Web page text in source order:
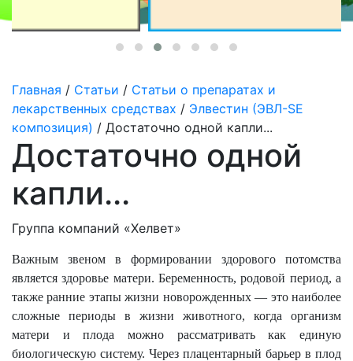
Главная / Статьи / Статьи о препаратах и
лекарственных средствах / Элвестин (ЭВЛ-SE
композиция) / Достаточно одной капли...
Достаточно одной
капли...
Группа компаний «Хелвет»
Важным звеном в формировании здорового потомства
является здоровье матери. Беременность, родовой период, а
также ранние этапы жизни новорожденных — это наиболее
сложные периоды в жизни животного, когда организм
матери и плода можно рассматривать как единую
биологическую систему. Через плацентарный барьер в плод